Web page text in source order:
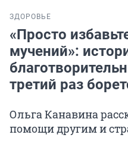
ЗДОРОВЬЕ
«Просто
мучений»:
третий раз
Ольга Канавина
помощи другим и